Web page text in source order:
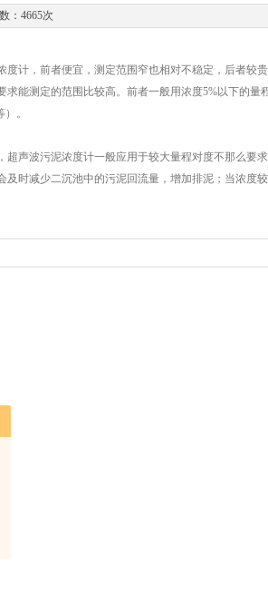
：4665次
计，前者便宜，测定范围窄也相对不稳定，后者较
能测定的范围比较高。前者一般用浓度5%以下的量
。
波污泥浓度计一般应用于较大量程对度不那么要求
时减少二沉池中的污泥回流量，增加排泥；当浓度